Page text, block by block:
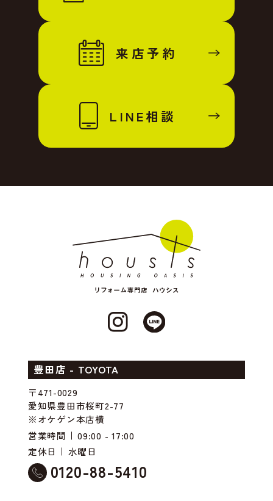
来店予約
LINE相談
豊田店 - TOYOTA
〒471-0029
愛知県豊田市桜町2-77
※オケゲン本店横
営業時間
09:00 - 17:00
定休日
水曜日
0120-88-5410